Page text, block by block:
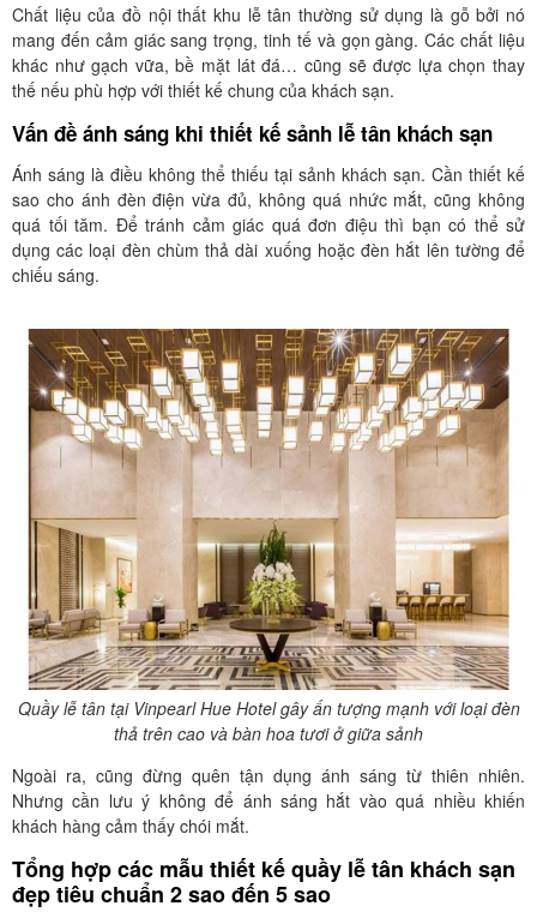
Chất liệu của đồ nội thất khu lễ tân thường sử dụng là gỗ bởi nó
mang đến cảm giác sang trọng, tinh tế và gọn gàng. Các chất liệu
khác như gạch vữa, bề mặt lát đá… cũng sẽ được lựa chọn thay
thế nếu phù hợp với thiết kế chung của khách sạn.
Vấn đề ánh sáng khi thiết kế sảnh lễ tân khách sạn
Ánh sáng là điều không thể thiếu tại sảnh khách sạn. Cần thiết kế
sao cho ánh đèn điện vừa đủ, không quá nhức mắt, cũng không
quá tối tăm. Để tránh cảm giác quá đơn điệu thì bạn có thể sử
dụng các loại đèn chùm thả dài xuống hoặc đèn hắt lên tường để
chiếu sáng.
Quầy lễ tân tại Vinpearl Hue Hotel gây ấn tượng mạnh với loại đèn
thả trên cao và bàn hoa tươi ở giữa sảnh
Ngoài ra, cũng đừng quên tận dụng ánh sáng từ thiên nhiên.
Nhưng cần lưu ý không để ánh sáng hắt vào quá nhiều khiến
khách hàng cảm thấy chói mắt.
Tổng hợp các mẫu thiết kế quầy lễ tân khách sạn
đẹp tiêu chuẩn 2 sao đến 5 sao